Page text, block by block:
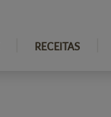
RECEITAS